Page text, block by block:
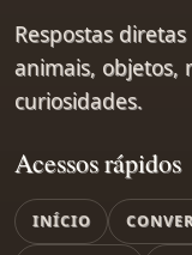
Acessos rápidos
INÍCIO
Respostas
animais, objetos,
curiosidades.